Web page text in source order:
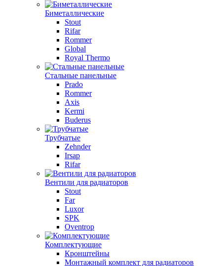
Биметаллические
Stout
Rifar
Rommer
Global
Royal Thermo
Стальные панельные
Prado
Rommer
Axis
Kermi
Buderus
Трубчатые
Zehnder
Irsap
Rifar
Вентили для радиаторов
Stout
Far
Luxor
SPK
Oventrop
Комплектующие
Кронштейны
Монтажный комплект для радиаторов